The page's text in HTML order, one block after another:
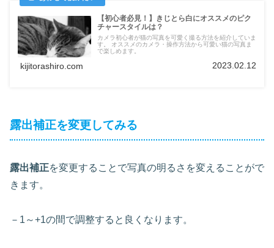
【初心者必見！】きじとら白にオススメのピク
チャースタイルは？
カメラ初心者が猫の写真を可愛く撮る方法を紹介していま
す。 オススメのカメラ・操作方法から可愛い猫の写真ま
で楽しめます。
kijitorashiro.com 2023.02.12
露出補正を変更してみる
露出補正を変更することで写真の明るさを変えることがで
きます。
－1～+1の間で調整すると良くなります。